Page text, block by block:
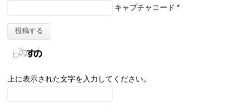
キャプチャコード *
上に表示された文字を入力してください。